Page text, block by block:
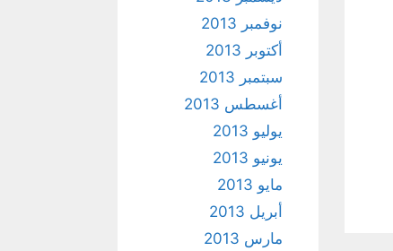
نوفمبر 2013
أكتوبر 2013
سبتمبر 2013
أغسطس 2013
يوليو 2013
يونيو 2013
مايو 2013
أبريل 2013
مارس 2013